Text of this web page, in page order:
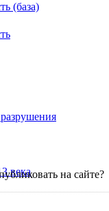
(база)
века
на сайте?